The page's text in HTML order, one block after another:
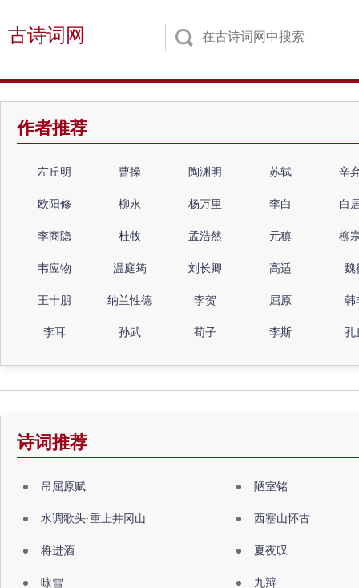
古诗词网
作者推荐
左丘明 曹操 陶渊明 苏轼 辛
欧阳修 柳永 杨万里 李白 白
李商隐 杜牧 孟浩然 元稹 柳
韦应物 温庭筠 刘长卿 高适 魏
王十朋 纳兰性德 李贺 屈原 韩
李耳 孙武 荀子 李斯 孔
诗词推荐
吊屈原赋 陋室铭
水调歌头·重上井冈山 西塞山怀古
将进酒 夏夜叹
咏雪 九辩